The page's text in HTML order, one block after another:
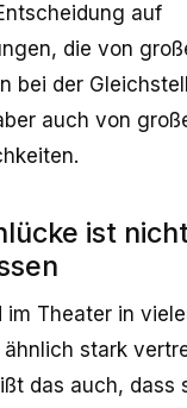
auf
die von
bei der
auch von
ist nicht
im Theater in
stark
das auch, dass